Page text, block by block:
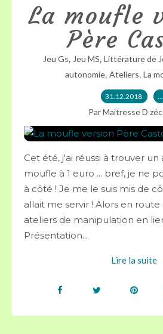
La moufle
Père
Jeu Gs, Jeu MS, Littérature de
autonomie, Ateliers, La
31.12.2018 …
Par Maitresse D
Cet été, j'ai réussi à trouver
moufle à 1 euro ... bref, je ne
à côté ! Je me le suis mis de
allait me servir ! Alors en
ateliers de manipulation en
Présentation...
Lire la suite